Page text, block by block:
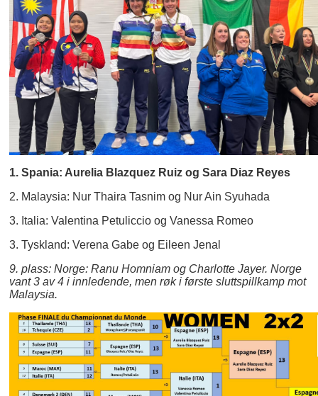
1. Spania: Aurelia Blazquez Ruiz og Sara Diaz Reyes
2. Malaysia: Nur Thaira Tasnim og Nur Ain Syuhada
3. Italia: Valentina Petuliccio og Vanessa Romeo
3. Tyskland: Verena Gabe og Eileen Jenal
9. plass: Norge: Ranu Homniam og Charlotte Jayer. Norge
vant 3 av 4 i innledende, men røk i første sluttspillkamp mot
Malaysia.